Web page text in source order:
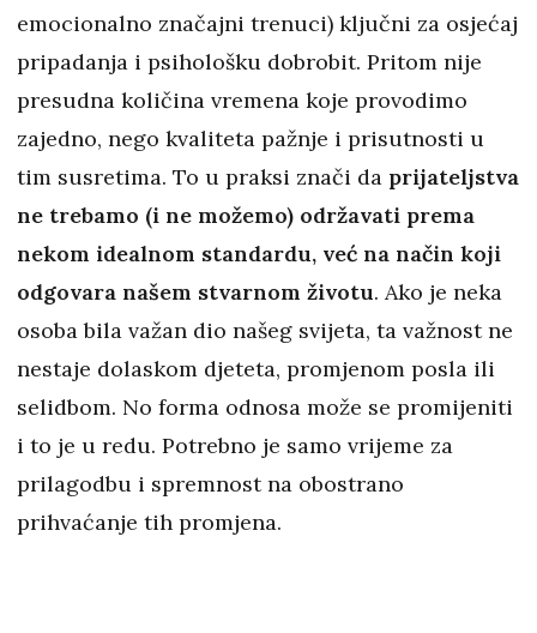
emocionalno značajni trenuci) ključni za osjećaj
pripadanja i psihološku dobrobit. Pritom nije
presudna količina vremena koje provodimo
zajedno, nego kvaliteta pažnje i prisutnosti u
tim susretima. To u praksi znači da prijateljstva
ne trebamo (i ne možemo) održavati prema
nekom idealnom standardu, već na način koji
odgovara našem stvarnom životu. Ako je neka
osoba bila važan dio našeg svijeta, ta važnost ne
nestaje dolaskom djeteta, promjenom posla ili
selidbom. No forma odnosa može se promijeniti
i to je u redu. Potrebno je samo vrijeme za
prilagodbu i spremnost na obostrano
prihvaćanje tih promjena.